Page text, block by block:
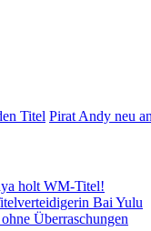
Titel Pirat Andy neu
holt WM-Titel!
Bai Yulu
Überraschungen